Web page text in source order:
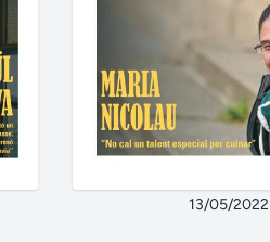
13/05/2022